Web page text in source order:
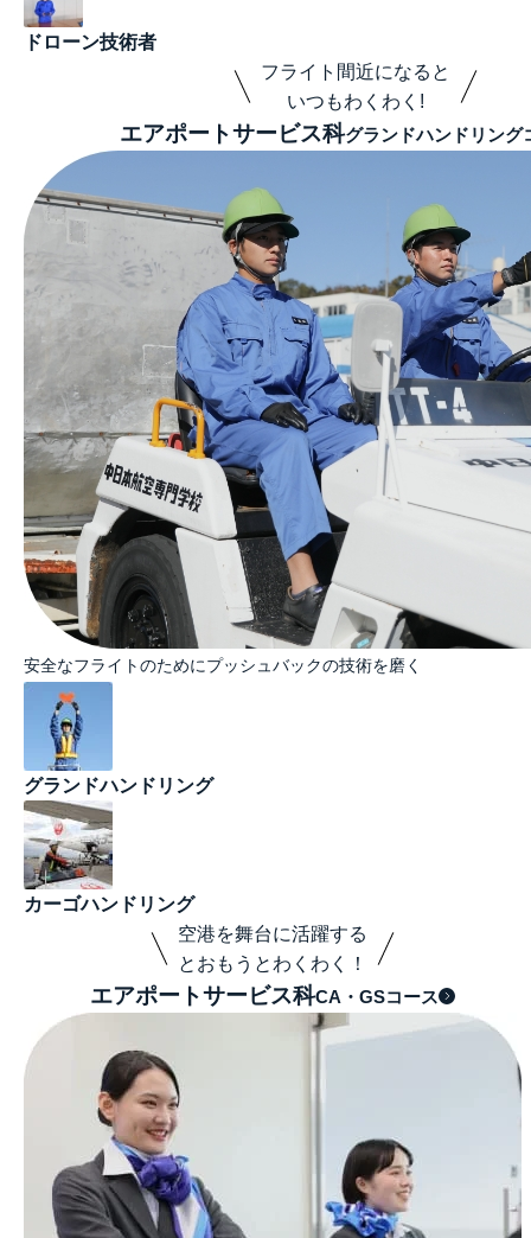
ドローン技術者
フライト間近になると
いつもわくわく!
エアポートサービス科グランドハンドリング
安全なフライトのためにプッシュバックの技術を磨く
グランドハンドリング
カーゴハンドリング
空港を舞台に活躍する
とおもうとわくわく！
エアポートサービス科CA・GSコース